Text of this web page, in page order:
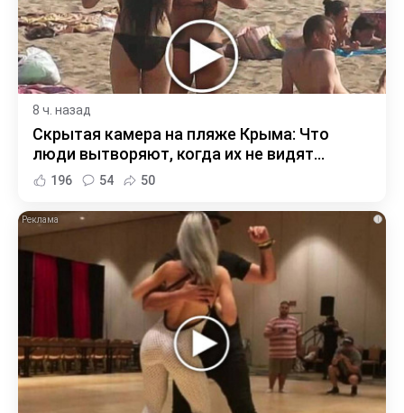
8 ч. назад
Скрытая камера на пляже Крыма: Что
люди вытворяют, когда их не видят...
196 54 50
i